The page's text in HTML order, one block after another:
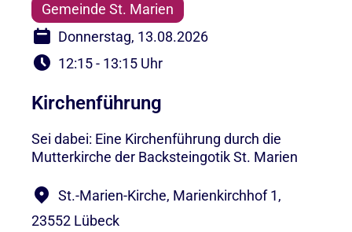
Gemeinde St. Marien
Donnerstag, 13.08.2026
12:15 - 13:15 Uhr
Kirchenführung
Sei dabei: Eine Kirchenführung durch die
Mutterkirche der Backsteingotik St. Marien
St.-Marien-Kirche, Marienkirchhof 1,
23552 Lübeck